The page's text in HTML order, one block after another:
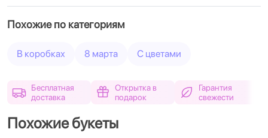
Похожие по категориям
В коробках 8 марта С цветами
Бесплатная
доставка
Открытка в
подарок
Гарантия
свежести
Похожие букеты